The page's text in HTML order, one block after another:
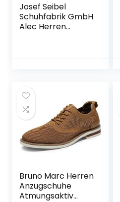
Josef Seibel
Schuhfabrik GmbH
Alec Herren
Bruno Marc Herren
Anzugschuhe
Atmungsaktiv